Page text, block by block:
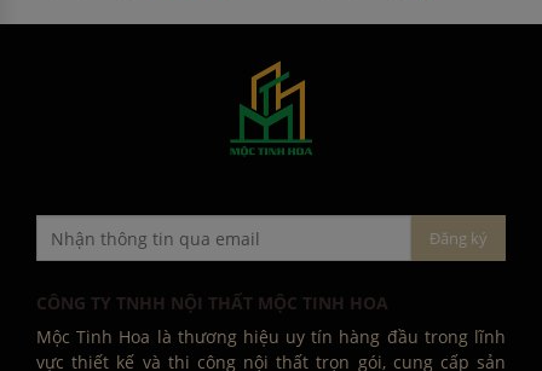
CÔNG TY TNHH NỘI THẤT MỘC TINH HOA
Mộc Tinh Hoa là thương hiệu uy tín hàng đầu trong lĩnh
vực thiết kế và thi công nội thất trọn gói, cung cấp sản